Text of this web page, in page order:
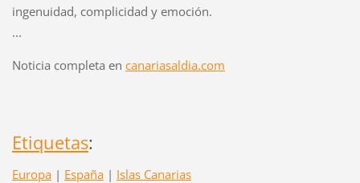
ingenuidad, complicidad y emoción.
...
Noticia completa en canariasaldia.com
Etiquetas:
Europa | España | Islas Canarias